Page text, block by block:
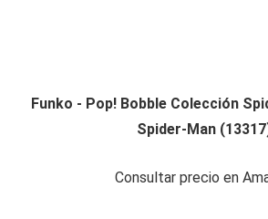
Funko - Pop! Bobble Colección
Spider-Man
Consultar precio en